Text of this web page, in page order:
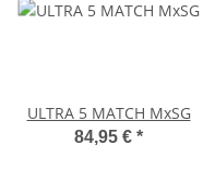
ULTRA 5 MATCH MxSG
84,95 € *